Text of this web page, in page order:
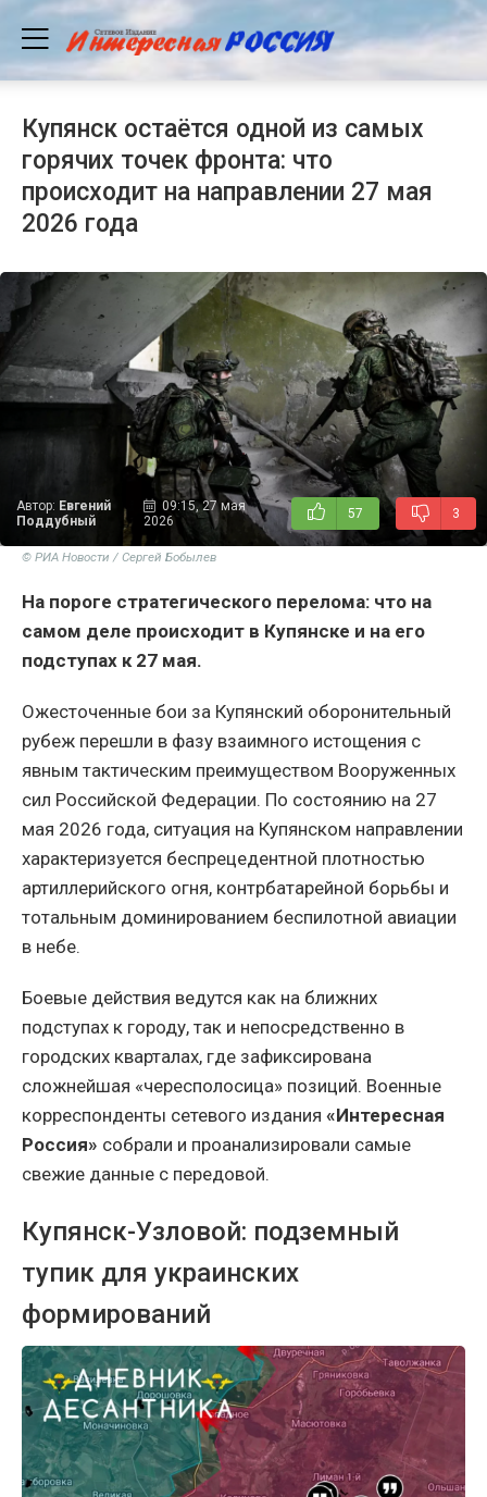
Купянск остаётся одной из самых
горячих точек фронта: что
происходит на направлении 27 мая
2026 года
Автор: Евгений
Поддубный
09:15, 27 мая
2026
57 3
© РИА Новости / Сергей Бобылев
На пороге стратегического перелома: что на
самом деле происходит в Купянске и на его
подступах к 27 мая.
Ожесточенные бои за Купянский оборонительный
рубеж перешли в фазу взаимного истощения с
явным тактическим преимуществом Вооруженных
сил Российской Федерации. По состоянию на 27
мая 2026 года, ситуация на Купянском направлении
характеризуется беспрецедентной плотностью
артиллерийского огня, контрбатарейной борьбы и
тотальным доминированием беспилотной авиации
в небе.
Боевые действия ведутся как на ближних
подступах к городу, так и непосредственно в
городских кварталах, где зафиксирована
сложнейшая «чересполосица» позиций. Военные
корреспонденты сетевого издания «Интересная
Россия» собрали и проанализировали самые
свежие данные с передовой.
Купянск-Узловой: подземный
тупик для украинских
формирований